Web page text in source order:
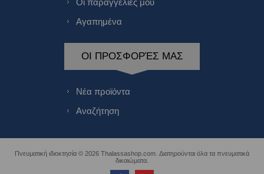
Αγαπημένα
ΟΙ ΠΡΟΣΦΟΡΈΣ ΜΑΣ
Νέα προϊόντα
Αναζήτηση
Πνευματική ιδιοκτησία © 2026 Thalassashop.com. Διατηρούνται όλα τα πνευματικά
δικαιώματα.